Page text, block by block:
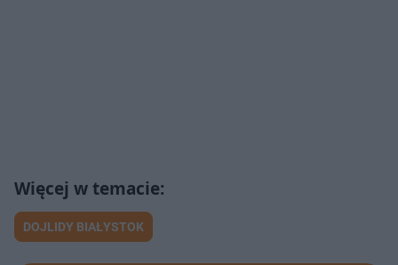
DOJLIDY BIAŁYSTOK